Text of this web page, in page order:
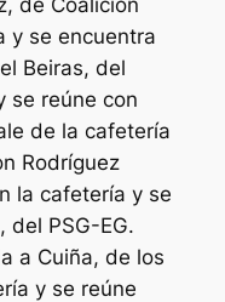
de Coalición
y se encuentra
Beiras, del
se reúne con
de la cafetería
Rodríguez
la cafetería y se
del PSG-EG.
a Cuiña, de los
y se reúne